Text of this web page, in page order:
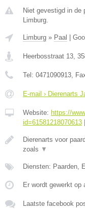
Niet gevestigd in de
Limburg.
Limburg » Paal
Heerbosstraat 13,
Tel: 0471090913,
E-mail › Dierenarts
Website: https://
id=61581218070613
Dierenarts voor
zoals ▼
Diensten: Paarden,
Er wordt gewerkt op
Laatste facebook